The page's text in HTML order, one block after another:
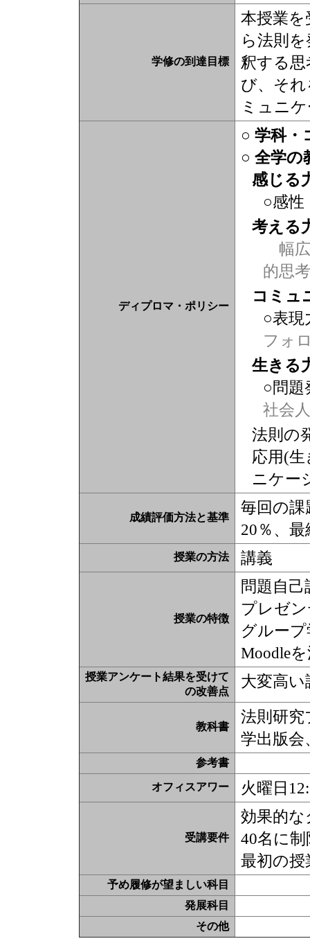
学修の到達目標
本授業
ら法則
釈する
び、そ
ミュニ
ディプロマ・ポリシー
○ 学科・
○ 全学の
感じる
○感性
考える
幅
的思
コミュ
○表現
フォ
生きる
○問題
社会
法則の
応用(
ニケー
成績評価方法と基準
毎回の
20％、
授業の方法 講義
授業の特徴
問題自己
プレゼ
グルー
Moodle
授業アンケート結果を受けて
の改善点
大変高
教科書
法則研究
学出版会
参考書
オフィスアワー 火曜日
受講要件
効果的
40名に
最初の
予め履修が望ましい科目
発展科目
その他